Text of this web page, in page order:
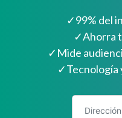
✓99% del
✓Ahorra
✓ Mide
✓Tecnología